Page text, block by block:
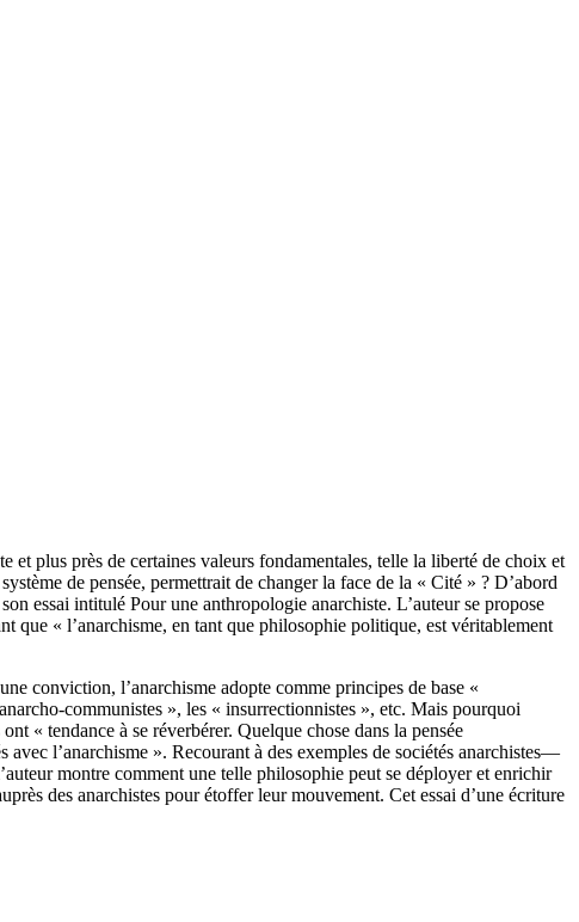
et plus près de certaines valeurs fondamentales, telle la liberté de choix et
de pensée, permettrait de changer la face de la « Cité » ? D’abord
essai intitulé Pour une anthropologie anarchiste. L’auteur se propose
que « l’anarchisme, en tant que philosophie politique, est véritablement
conviction, l’anarchisme adopte comme principes de base «
communistes », les « insurrectionnistes », etc. Mais pourquoi
« tendance à se réverbérer. Quelque chose dans la pensée
l’anarchisme ». Recourant à des exemples de sociétés anarchistes—
montre comment une telle philosophie peut se déployer et enrichir
des anarchistes pour étoffer leur mouvement. Cet essai d’une écriture